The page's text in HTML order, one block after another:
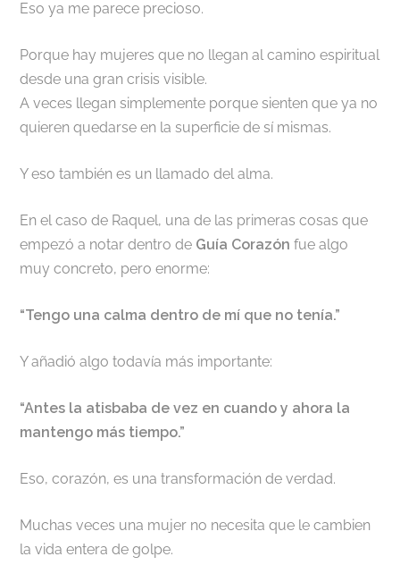
Eso ya me parece precioso.
Porque hay mujeres que no llegan al camino espiritual
desde una gran crisis visible.
A veces llegan simplemente porque sienten que ya no
quieren quedarse en la superficie de sí mismas.
Y eso también es un llamado del alma.
En el caso de Raquel, una de las primeras cosas que
empezó a notar dentro de Guía Corazón fue algo
muy concreto, pero enorme:
“Tengo una calma dentro de mí que no tenía.”
Y añadió algo todavía más importante:
“Antes la atisbaba de vez en cuando y ahora la
mantengo más tiempo.”
Eso, corazón, es una transformación de verdad.
Muchas veces una mujer no necesita que le cambien
la vida entera de golpe.